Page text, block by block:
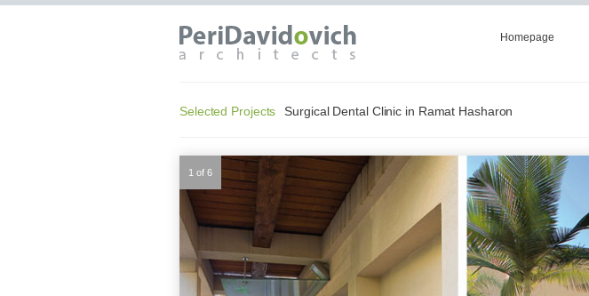
Homepage
Selected Projects Surgical Dental Clinic in Ramat Hasharon
1 of 6